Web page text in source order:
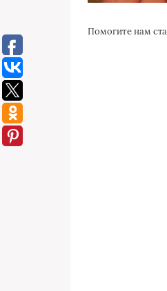
Помогите нам